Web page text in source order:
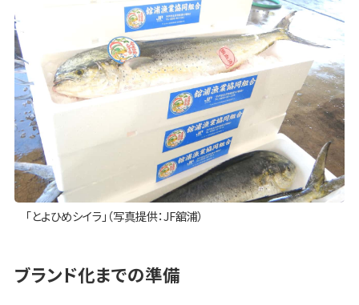
「とよひめシイラ」（写真提供：JF舘浦）
ブランド化までの準備